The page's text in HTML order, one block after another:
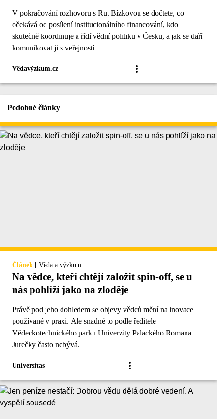
V pokračování rozhovoru s Rut Bízkovou se dočtete, co
očekává od posílení institucionálního financování, kdo
skutečně koordinuje a řídí vědní politiku v Česku, a jak se daří
komunikovat ji s veřejností.
Vědavýzkum.cz
Podobné články
Článek | Věda a výzkum
Na vědce, kteří chtějí založit spin-off, se u
nás pohlíží jako na zloděje
Právě pod jeho dohledem se objevy vědců mění na inovace
používané v praxi. Ale snadné to podle ředitele
Vědeckotechnického parku Univerzity Palackého Romana
Jurečky často nebývá.
Universitas